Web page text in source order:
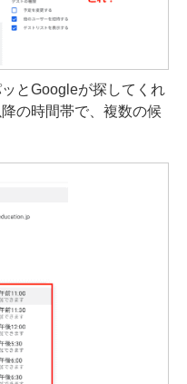
とGoogleが探してくれ
の時間帯で、複数の候